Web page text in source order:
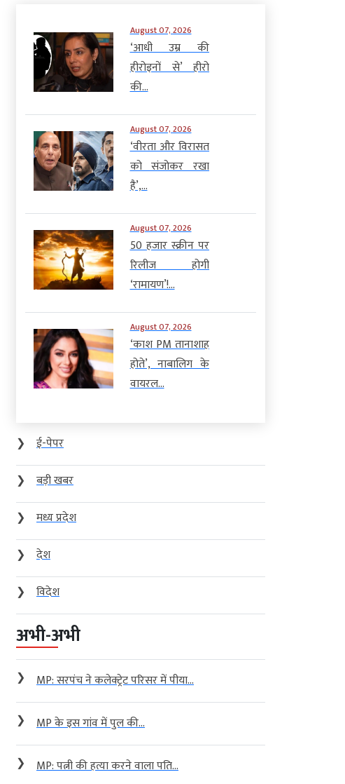
August 07, 2026
‘आधी उम्र की
हीरोइनों से’ हीरो
की...
August 07, 2026
‘वीरता और विरासत
को संजोकर रखा
है’,...
August 07, 2026
50 हजार स्क्रीन पर
रिलीज होगी
‘रामायण’!...
August 07, 2026
‘काश PM तानाशाह
होते’, नाबालिग के
वायरल...
❯
ई-पेपर
❯
बड़ी खबर
❯
मध्य प्रदेश
❯
देश
❯
विदेश
अभी-अभी
❯ MP: सरपंच ने कलेक्ट्रेट परिसर में पीया...
❯ MP के इस गांव में पुल की...
❯ MP: पत्नी की हत्या करने वाला पति...